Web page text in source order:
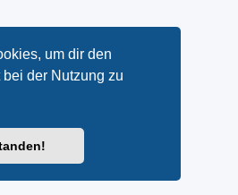
um dir den
der Nutzung zu